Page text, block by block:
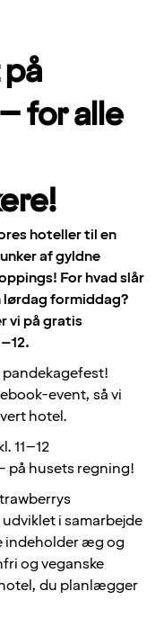
for alle
hoteller til en
af gyldne
For hvad slår
lørdag formiddag?
vi på gratis
event, så vi
hotel.
11–12
på husets regning!
i samarbejde
indeholder æg og
og veganske
du planlægger